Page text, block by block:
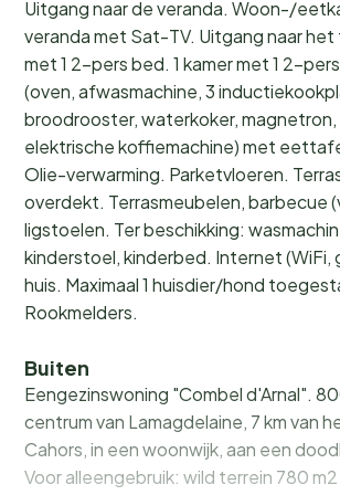
Uitgang naar de veranda. Woon-/
veranda met Sat-TV. Uitgang naar het
met 1 2-pers bed. 1 kamer met 1 2-
(oven, afwasmachine, 3
broodrooster, waterkoker, magnetron,
elektrische koffiemachine) met
Olie-verwarming. Parketvloeren.
overdekt. Terrasmeubelen, barbecue
ligstoelen. Ter beschikking:
kinderstoel, kinderbed. Internet (WiFi,
huis. Maximaal 1 huisdier/hond
Rookmelders.
Buiten
Eengezinswoning "Combel d'Arnal".
centrum van Lamagdelaine, 7 km van
Cahors, in een woonwijk, aan een
Voor alleengebruik: wild terrein 780 m2